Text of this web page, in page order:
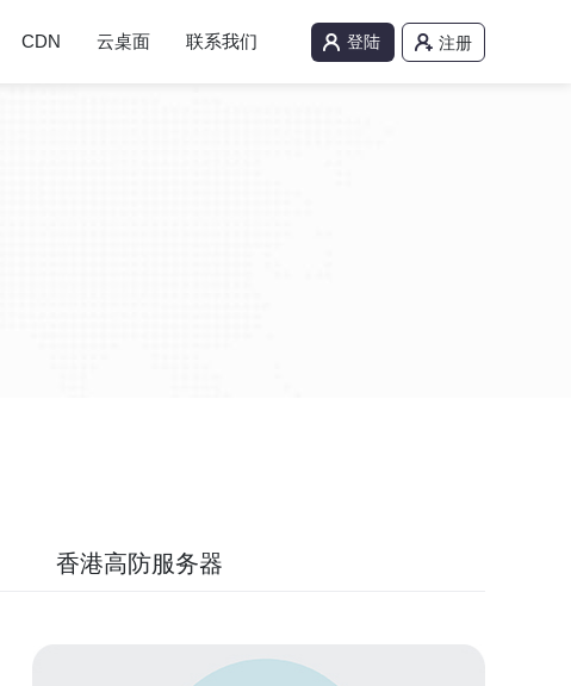
CDN 云桌面 联系我们 登陆 注册
香港高防服务器